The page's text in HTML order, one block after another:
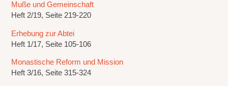
Muße und Gemeinschaft
Heft 2/19, Seite 219-220
Erhebung zur Abtei
Heft 1/17, Seite 105-106
Monastische Reform und Mission
Heft 3/16, Seite 315-324